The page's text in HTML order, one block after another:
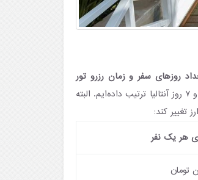
تور، تعداد روزهای سفر و زمان رزرو تور
برای مقایسه بهتر قیمت‌ها در زیر جدولی برای تور ۶ شب و ۷ روز آنتالیا ترتیب داده‌ایم. البته
تغییر کند:
هر یک نفر